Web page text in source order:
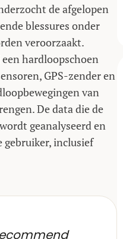
de afgelopen
blessures onder
veroorzaakt.
hardloopschoen
GPS-zender en
van
De data die de
geanalyseerd en
gebruiker, inclusief